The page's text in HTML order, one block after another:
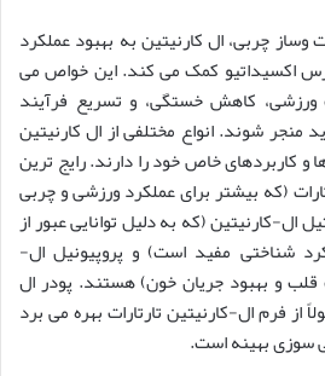
چربی، ال کارنیتین به بهبود عملکرد
اکسیداتیو کمک می کند. این خواص می
ورزشی، کاهش خستگی، و تسریع فرآیند
منجر شوند. انواع مختلفی از ال کارنیتین
کاربردهای خاص خود را دارند. رایج ترین
(که بیشتر برای عملکرد ورزشی و چربی
ال-کارنیتین (که به دلیل توانایی عبور از
شناختی مفید است) و پروپیونیل ال-
قلب و بهبود جریان خون) هستند. پودر ال
از فرم ال-کارنیتین تارتارات بهره می برد
سوزی بهینه است.